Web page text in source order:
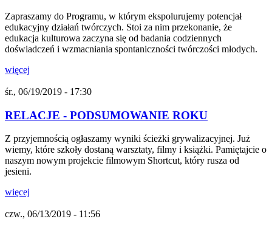
Zapraszamy do Programu, w którym ekspolurujemy potencjał
edukacyjny działań twórczych. Stoi za nim przekonanie, że
edukacja kulturowa zaczyna się od badania codziennych
doświadczeń i wzmacniania spontaniczności twórczości młodych.
więcej
śr., 06/19/2019 - 17:30
RELACJE - PODSUMOWANIE ROKU
Z przyjemnością ogłaszamy wyniki ścieżki grywalizacyjnej. Już
wiemy, które szkoły dostaną warsztaty, filmy i książki. Pamiętajcie o
naszym nowym projekcie filmowym Shortcut, który rusza od
jesieni.
więcej
czw., 06/13/2019 - 11:56